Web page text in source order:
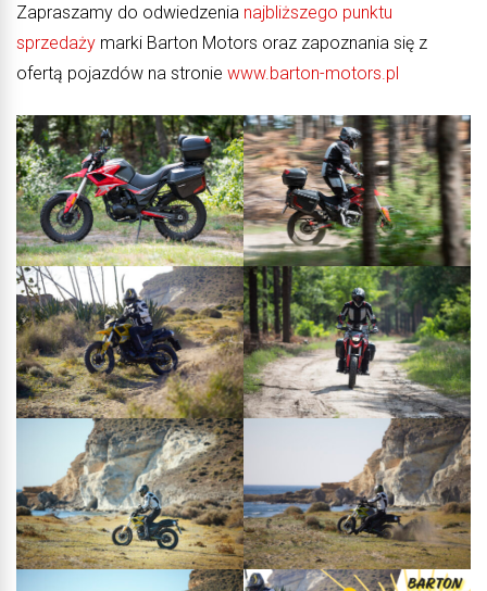
Zapraszamy do odwiedzenia najbliższego punktu
sprzedaży marki Barton Motors oraz zapoznania się z
ofertą pojazdów na stronie www.barton-motors.pl